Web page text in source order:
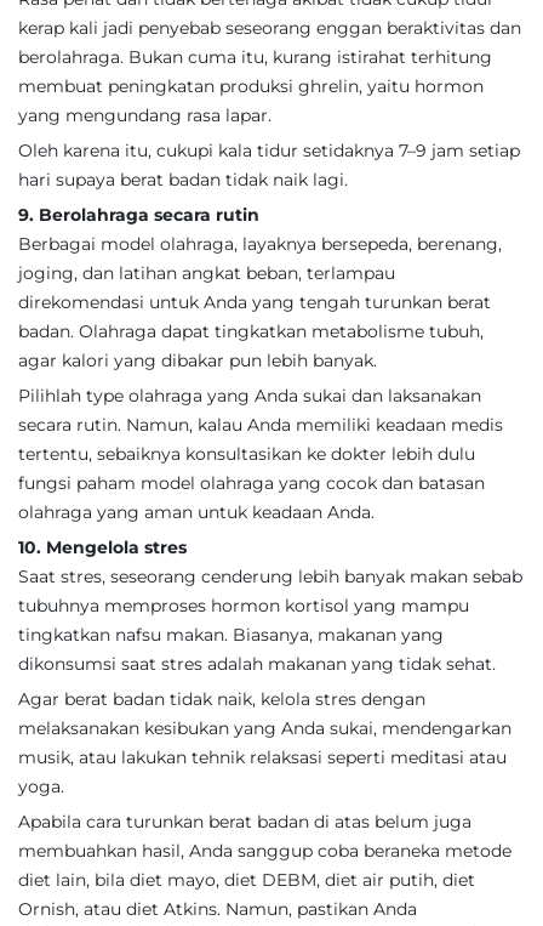
kerap kali jadi penyebab seseorang enggan beraktivitas dan
berolahraga. Bukan cuma itu, kurang istirahat terhitung
membuat peningkatan produksi ghrelin, yaitu hormon
yang mengundang rasa lapar.
Oleh karena itu, cukupi kala tidur setidaknya 7–9 jam setiap
hari supaya berat badan tidak naik lagi.
9. Berolahraga secara rutin
Berbagai model olahraga, layaknya bersepeda, berenang,
joging, dan latihan angkat beban, terlampau
direkomendasi untuk Anda yang tengah turunkan berat
badan. Olahraga dapat tingkatkan metabolisme tubuh,
agar kalori yang dibakar pun lebih banyak.
Pilihlah type olahraga yang Anda sukai dan laksanakan
secara rutin. Namun, kalau Anda memiliki keadaan medis
tertentu, sebaiknya konsultasikan ke dokter lebih dulu
fungsi paham model olahraga yang cocok dan batasan
olahraga yang aman untuk keadaan Anda.
10. Mengelola stres
Saat stres, seseorang cenderung lebih banyak makan sebab
tubuhnya memproses hormon kortisol yang mampu
tingkatkan nafsu makan. Biasanya, makanan yang
dikonsumsi saat stres adalah makanan yang tidak sehat.
Agar berat badan tidak naik, kelola stres dengan
melaksanakan kesibukan yang Anda sukai, mendengarkan
musik, atau lakukan tehnik relaksasi seperti meditasi atau
yoga.
Apabila cara turunkan berat badan di atas belum juga
membuahkan hasil, Anda sanggup coba beraneka metode
diet lain, bila diet mayo, diet DEBM, diet air putih, diet
Ornish, atau diet Atkins. Namun, pastikan Anda